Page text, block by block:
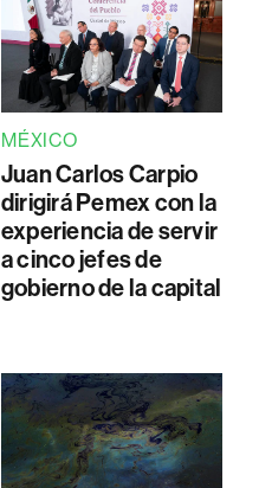
MÉXICO
Juan Carlos Carpio
dirigirá Pemex con la
experiencia de servir
a cinco jefes de
gobierno de la capital